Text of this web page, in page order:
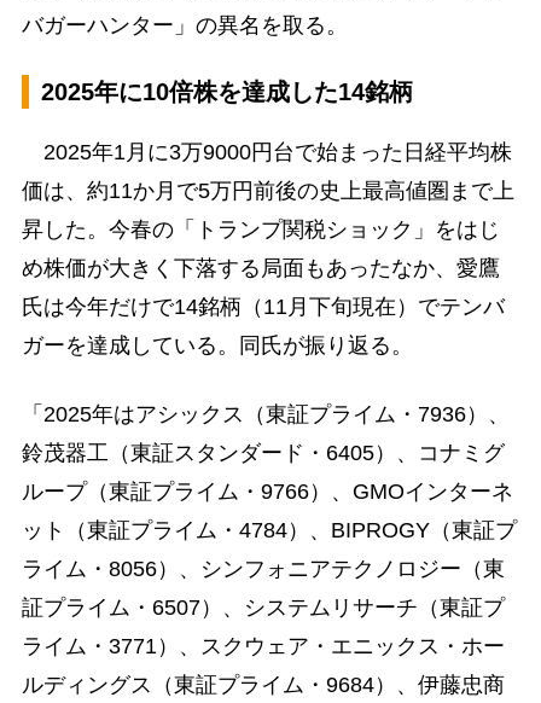
バガーハンター」の異名を取る。
2025年に10倍株を達成した14銘柄
2025年1月に3万9000円台で始まった日経平均株
価は、約11か月で5万円前後の史上最高値圏まで上
昇した。今春の「トランプ関税ショック」をはじ
め株価が大きく下落する局面もあったなか、愛鷹
氏は今年だけで14銘柄（11月下旬現在）でテンバ
ガーを達成している。同氏が振り返る。
「2025年はアシックス（東証プライム・7936）、
鈴茂器工（東証スタンダード・6405）、コナミグ
ループ（東証プライム・9766）、GMOインターネ
ット（東証プライム・4784）、BIPROGY（東証プ
ライム・8056）、シンフォニアテクノロジー（東
証プライム・6507）、システムリサーチ（東証プ
ライム・3771）、スクウェア・エニックス・ホー
ルディングス（東証プライム・9684）、伊藤忠商